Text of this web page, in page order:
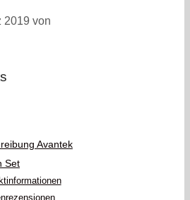
2019 von
Avantek
Set